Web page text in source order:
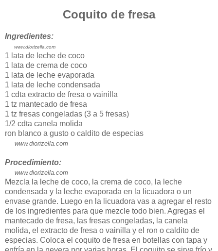
Coquito de fresa
Ingredientes:
www.diorizella.com
1 lata de leche de coco
1 lata de crema de coco
1 lata de leche evaporada
1 lata de leche condensada
1 cdta extracto de fresa o vainilla
1 tz mantecado de fresa
1 tz fresas congeladas (3 a 5 fresas)
1/2 cdta canela molida
ron blanco a gusto o caldito de especias
www.diorizella.com
Procedimiento:
www.diorizella.com
Mezcla la leche de coco, la crema de coco, la leche
condensada y la leche evaporada en la licuadora o un
envase grande. Luego en la licuadora vas a agregar el resto
de los ingredientes para que mezcle todo bien. Agregas el
mantecado de fresa, las fresas congeladas, la canela
molida, el extracto de fresa o vainilla y el ron o caldito de
especias. Coloca el coquito de fresa en botellas con tapa y